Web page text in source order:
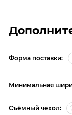
Форма поставки:
Минимальная
Съёмный чехол: